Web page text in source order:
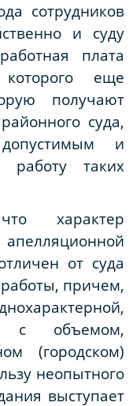
сотрудников
и суду
плата
которого еще
получают
суда,
и
таких
характер
апелляционной
от суда
причем,
с объемом,
(городском)
неопытного
выступает